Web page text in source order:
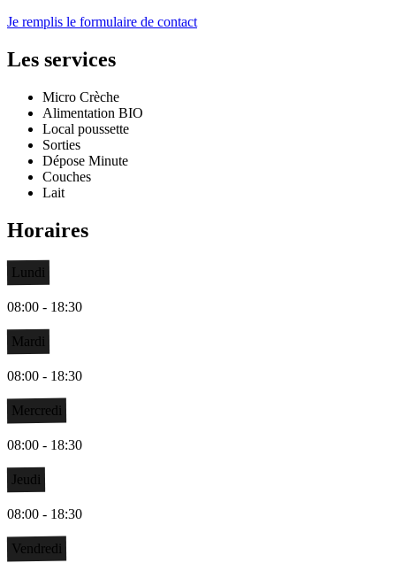
Je remplis le formulaire de contact
Les services
Micro Crèche
Alimentation BIO
Local poussette
Sorties
Dépose Minute
Couches
Lait
Horaires
Lundi
08:00 - 18:30
Mardi
08:00 - 18:30
Mercredi
08:00 - 18:30
Jeudi
08:00 - 18:30
Vendredi